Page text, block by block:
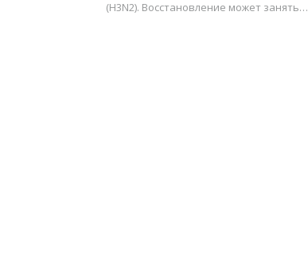
(H3N2). Восстановление может занять…